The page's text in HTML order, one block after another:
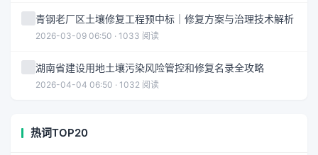
青钢老厂区土壤修复工程预中标｜修复方案与治理技术解析
2026-03-09 06:50 · 1033 阅读
湖南省建设用地土壤污染风险管控和修复名录全攻略
2026-04-04 06:50 · 1032 阅读
热词TOP20